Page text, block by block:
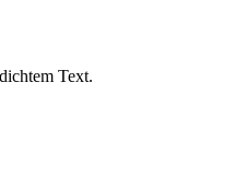
Text.